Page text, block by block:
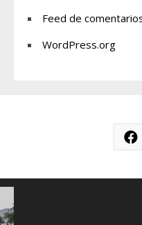
Feed de
WordPress.org